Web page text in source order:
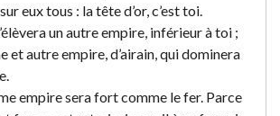
eux tous : la tête d’or, c’est toi.
un autre empire, inférieur à toi ;
et autre empire, d’airain, qui dominera
empire sera fort comme le fer. Parce